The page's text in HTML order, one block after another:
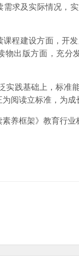
求及实际情况，
课程建设方面，开
物出版方面，充分
实践基础上，标准
阅读立标准，为成
素养框架》教育行